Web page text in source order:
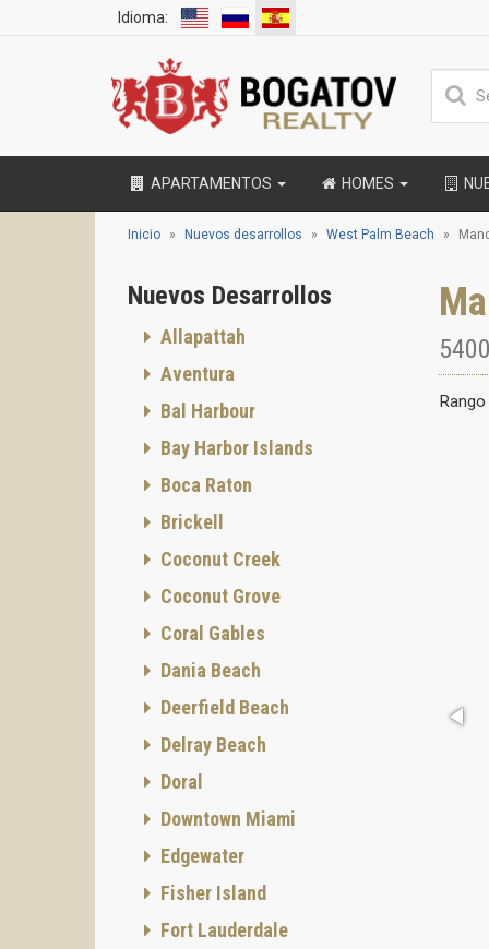
Idioma:
APARTAMENTOS HOMES
Inicio Nuevos desarrollos West Palm Beach
Nuevos Desarrollos
Allapattah
Aventura
Bal Harbour
Bay Harbor Islands
Boca Raton
Brickell
Coconut Creek
Coconut Grove
Coral Gables
Dania Beach
Deerfield Beach
Delray Beach
Doral
Downtown Miami
Edgewater
Fisher Island
Fort Lauderdale